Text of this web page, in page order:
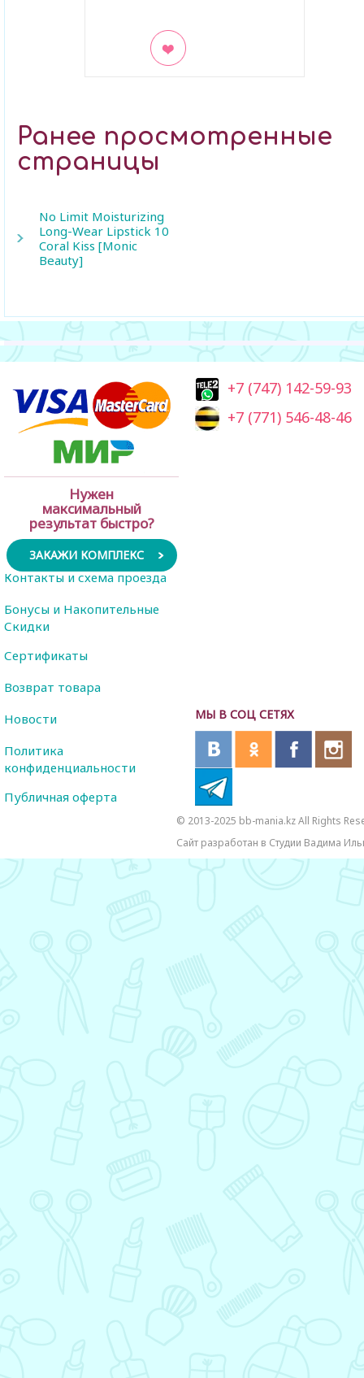
Ранее просмотренные
страницы
No Limit Moisturizing
Long-Wear Lipstick 10
Coral Kiss [Monic
Beauty]
Нужен
максимальный
результат быстро?
ЗАКАЖИ КОМПЛЕКС
+7 (747) 142-59-93
+7 (771) 546-48-46
МЫ В СОЦ СЕТЯХ
Контакты и схема проезда
Бонусы и Накопительные
Скидки
Сертификаты
Возврат товара
Новости
Политика
конфиденциальности
Публичная оферта
© 2013-2025 bb-mania.kz All Rights
Сайт разработан в Студии Вадима